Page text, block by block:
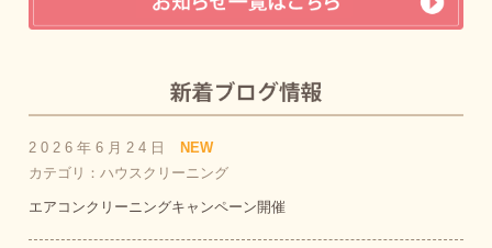
2026年6月24日
NEW
カテゴリ：ハウスクリーニング
エアコンクリーニングキャンペーン開催